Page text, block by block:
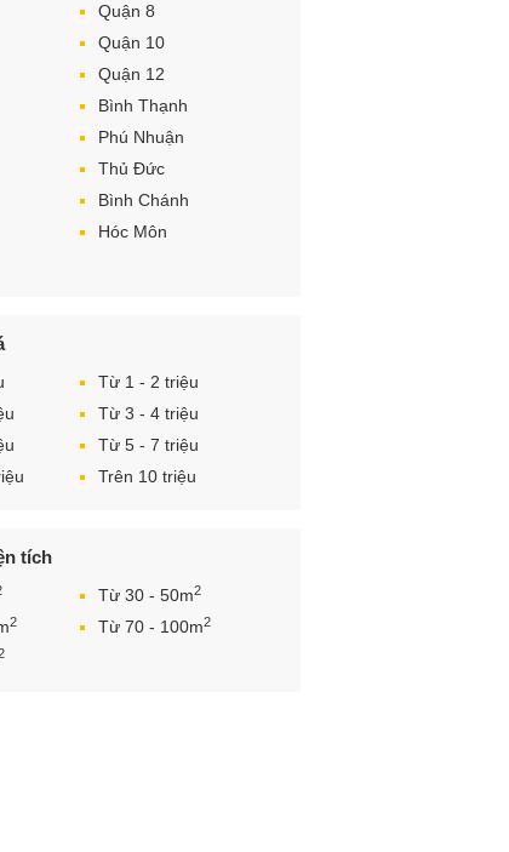
Quận 8
Quận 10
Quận 12
Bình Thạnh
Phú Nhuận
Thủ Đức
Bình Chánh
Hóc Môn
Từ 1 - 2 triệu
Từ 3 - 4 triệu
Từ 5 - 7 triệu
Trên 10 triệu
tích
Từ 30 - 50m2
2 Từ 70 - 100m2